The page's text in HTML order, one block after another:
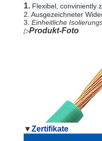
1. Flexibel, conviniently
2. Ausgezeichneter
3. Einheitliche
▷Produkt-Foto
▼Zertifikate